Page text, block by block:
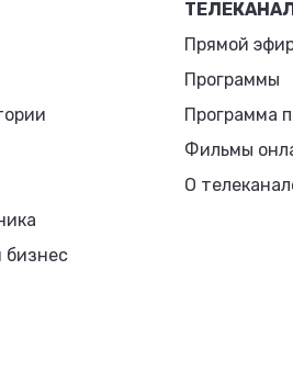
бизнес
Прямой
Программы
Программа
Фильмы
О